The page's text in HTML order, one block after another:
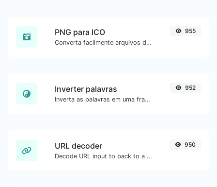
PNG para ICO
Converta facilmente arquivos de imagem PNG para ICO.
955
Inverter palavras
Inverta as palavras em uma frase ou parágrafo com facilidade.
952
URL decoder
Decode URL input to back to a normal string.
950